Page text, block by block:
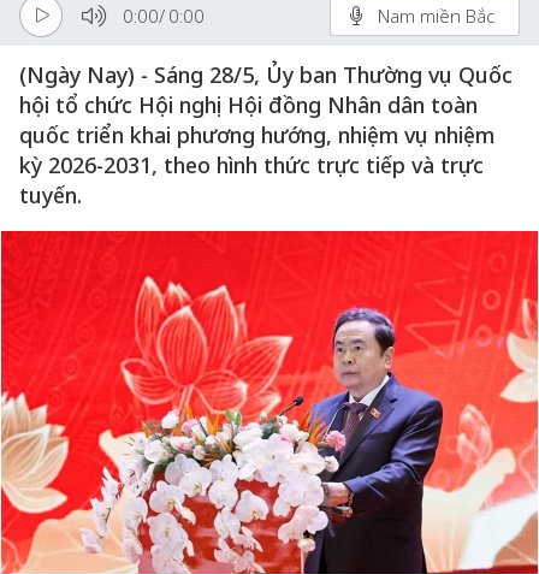
0:00/ 0:00 Nam miền Bắc
(Ngày Nay) - Sáng 28/5, Ủy ban Thường vụ Quốc
hội tổ chức Hội nghị Hội đồng Nhân dân toàn
quốc triển khai phương hướng, nhiệm vụ nhiệm
kỳ 2026-2031, theo hình thức trực tiếp và trực
tuyến.